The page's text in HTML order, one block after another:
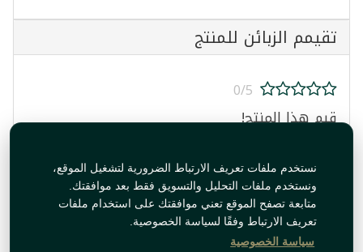
نستخدم ملفات تعريف الارتباط الضرورية لتشغيل الموقع،
ونستخدم ملفات التحليل والتسويق فقط بعد موافقتك.
متابعة تصفح الموقع تعني موافقتك على استخدام ملفات
تعريف الارتباط وفقًا لسياسة الخصوصية.
سياسة الخصوصية
تقيمم الزبائن للمنتج
0/5
قيم هذا المنتج!
قيم المنتج